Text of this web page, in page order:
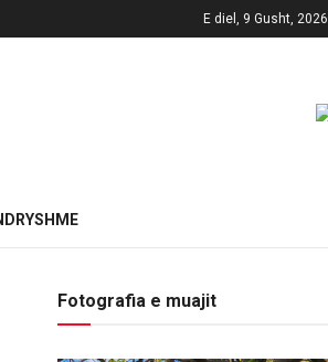
E diel, 9 Gusht, 2026
Fotografia e muajit